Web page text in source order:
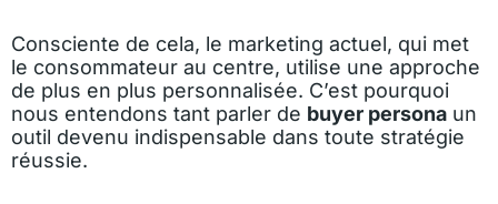
Consciente de cela, le marketing actuel, qui met
le consommateur au centre, utilise une approche
de plus en plus personnalisée. C’est pourquoi
nous entendons tant parler de buyer persona un
outil devenu indispensable dans toute stratégie
réussie.